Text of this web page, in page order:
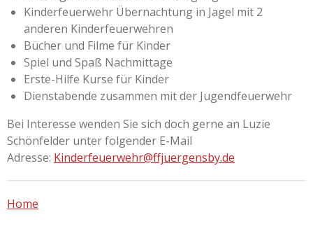
Kinderfeuerwehr Übernachtung in Jagel mit 2
anderen Kinderfeuerwehren
Bücher und Filme für Kinder
Spiel und Spaß Nachmittage
Erste-Hilfe Kurse für Kinder
Dienstabende zusammen mit der Jugendfeuerwehr
Bei Interesse wenden Sie sich doch gerne an Luzie
Schönfelder unter folgender E-Mail
Adresse: Kinderfeuerwehr@ffjuergensby.de
Home